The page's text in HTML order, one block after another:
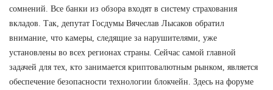
сомнений. Все банки из обзора входят в систему страхования
вкладов. Так, депутат Госдумы Вячеслав Лысаков обратил
внимание, что камеры, следящие за нарушителями, уже
установлены во всех регионах страны. Сейчас самой главной
задачей для тех, кто занимается криптовалютным рынком, является
обеспечение безопасности технологии блокчейн. Здесь на форуме